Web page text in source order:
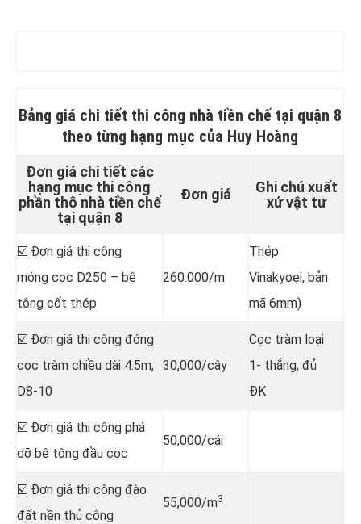
Bảng giá chi tiết thi công nhà tiền chế tại quận 8
theo từng hạng mục của Huy Hoàng
Đơn giá chi tiết các
hạng mục thi công
phần thô nhà tiền chế
tại quận 8
Đơn giá
Ghi chú xuất
xứ vật tư
☑️ Đơn giá thi công
móng cọc D250 – bê
tông cốt thép
260.000/m
Thép
Vinakyoei, bản
mã 6mm)
☑️ Đơn giá thi công đóng
cọc tràm chiều dài 4.5m,
D8-10
30,000/cây
Cọc tràm loại
1- thẳng, đủ
ĐK
☑️ Đơn giá thi công phá
dỡ bê tông đầu cọc
50,000/cái
☑️ Đơn giá thi công đào
đất nền thủ công
55,000/m3